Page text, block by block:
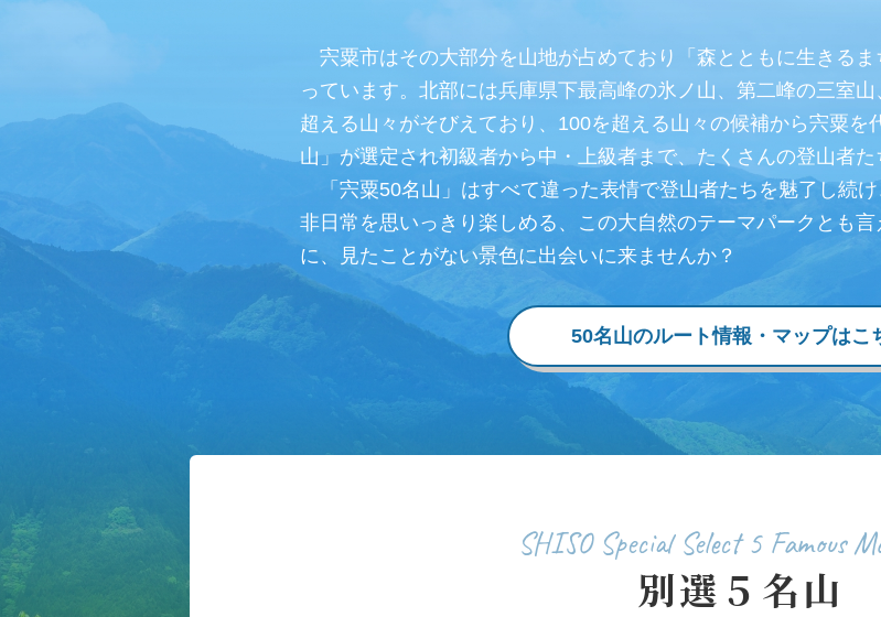
宍粟市はその大部分を山地が占めており「森とともに生きるまち宍粟」がキャッチフレーズにな
っています。北部には兵庫県下最高峰の氷ノ山、第二峰の三室
超える山々がそびえており、100を超える山々の候補から宍粟を
山」が選定され初級者から中・上級者まで、たくさんの登山者た
「宍粟50名山」はすべて違った表情で登山者たちを魅了し続け、そしてあなたを待っています。
非日常を思いっきり楽しめる、この大自然のテーマパークとも
に、見たことがない景色に出会いに来ませんか？
50名山のルート情報・ マップはこ
SHISO Special Select5 Famous
別選５名山